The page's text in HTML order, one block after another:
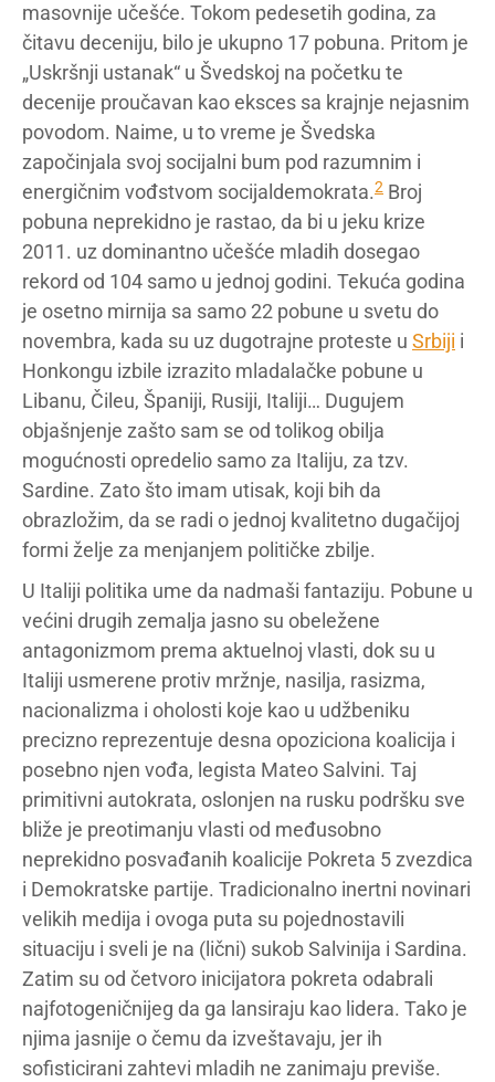
masovnije učešće. Tokom pedesetih godina, za
čitavu deceniju, bilo je ukupno 17 pobuna. Pritom je
„Uskršnji ustanak“ u Švedskoj na početku te
decenije proučavan kao eksces sa krajnje nejasnim
povodom. Naime, u to vreme je Švedska
započinjala svoj socijalni bum pod razumnim i
energičnim vođstvom socijaldemokrata.2 Broj
pobuna neprekidno je rastao, da bi u jeku krize
2011. uz dominantno učešće mladih dosegao
rekord od 104 samo u jednoj godini. Tekuća godina
je osetno mirnija sa samo 22 pobune u svetu do
novembra, kada su uz dugotrajne proteste u Srbiji i
Honkongu izbile izrazito mladalačke pobune u
Libanu, Čileu, Španiji, Rusiji, Italiji… Dugujem
objašnjenje zašto sam se od tolikog obilja
mogućnosti opredelio samo za Italiju, za tzv.
Sardine. Zato što imam utisak, koji bih da
obrazložim, da se radi o jednoj kvalitetno dugačijoj
formi želje za menjanjem političke zbilje.
U Italiji politika ume da nadmaši fantaziju. Pobune u
većini drugih zemalja jasno su obeležene
antagonizmom prema aktuelnoj vlasti, dok su u
Italiji usmerene protiv mržnje, nasilja, rasizma,
nacionalizma i oholosti koje kao u udžbeniku
precizno reprezentuje desna opoziciona koalicija i
posebno njen vođa, legista Mateo Salvini. Taj
primitivni autokrata, oslonjen na rusku podršku sve
bliže je preotimanju vlasti od međusobno
neprekidno posvađanih koalicije Pokreta 5 zvezdica
i Demokratske partije. Tradicionalno inertni novinari
velikih medija i ovoga puta su pojednostavili
situaciju i sveli je na (lični) sukob Salvinija i Sardina.
Zatim su od četvoro inicijatora pokreta odabrali
najfotogeničnijeg da ga lansiraju kao lidera. Tako je
njima jasnije o čemu da izveštavaju, jer ih
sofisticirani zahtevi mladih ne zanimaju previše.